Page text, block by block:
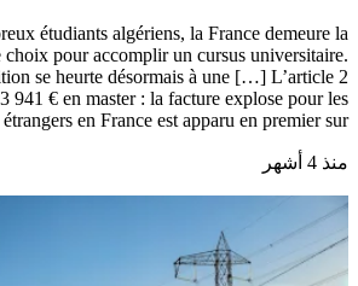
étudiants algériens, la France demeure la
choix pour accomplir un cursus universitaire.
se heurte désormais à une […] L’article 2
941 € en master : la facture explose pour les
en France est apparu en premier sur .
منذ 4 أشهر